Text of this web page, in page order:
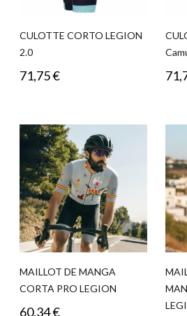
CULOTTE CORTO LEGION
2.0
71,75€
MAILLOT DE MANGA
CORTA PRO LEGION
60,34€